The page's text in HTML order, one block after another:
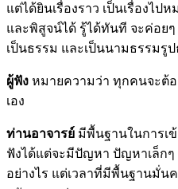
แต่ได้ยินเรื่องราว เป็นเรื่องไป
และพิสูจน์ได้ รู้ได้ทันที จะค่อยๆ
เป็นธรรม และเป็นนามธรรมรู
ผู้ฟัง หมายความว่า ทุกคนจะต้
เอง
ท่านอาจารย์ มีพื้นฐานในการเ
ฟังได้แต่จะมีปัญหา ปัญหาเล็ก
อย่างไร แต่เวลาที่มีพื้นฐานมั่น